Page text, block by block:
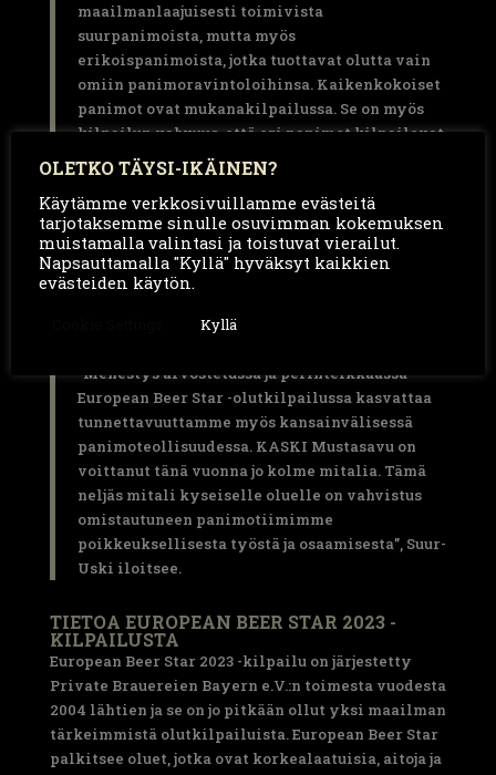
maailmanlaajuisesti toimivista
suurpanimoista, mutta myös
erikoispanimoista, jotka tuottavat olutta vain
omiin panimoravintoloihinsa. Kaikenkokoiset
panimot ovat mukanakilpailussa. Se on myös
kilpailun vahvuus, että eri panimot kilpailevat
samalla tasolla”, sanoo Stefan Stang,
Bayern e.V:ntoimitusjohtaja.
European Beer Star 2023 -palkintogaala pidettiin
tunnelmallisessa tilaisuudessa 29.11.BrauBeviale-
”Menestys arvostetussa ja perinteikkäässä
European Beer Star -olutkilpailussa kasvattaa
tunnettavuuttamme myös kansainvälisessä
panimoteollisuudessa. KASKI Mustasavu on
voittanut tänä vuonna jo kolme mitalia. Tämä
neljäs mitali kyseiselle oluelle on vahvistus
omistautuneen panimotiimimme
poikkeuksellisesta työstä ja osaamisesta”, Suur-
Uski iloitsee.
TIETOA EUROPEAN BEER STAR 2023 -
KILPAILUSTA
European Beer Star 2023 -kilpailu on järjestetty
Private Brauereien Bayern e.V.:n toimesta vuodesta
2004 lähtien ja se on jo pitkään ollut yksi maailman
tärkeimmistä olutkilpailuista. European Beer Star
palkitsee oluet, jotka ovat korkealaatuisia, aitoja ja
OLETKO TÄYSI-IKÄINEN?
Käytämme verkkosivuillamme evästeitä
tarjotaksemme sinulle osuvimman kokemuksen
muistamalla valintasi ja toistuvat vierailut.
Napsauttamalla "Kyllä" hyväksyt kaikkien
evästeiden käytön.
Kyllä